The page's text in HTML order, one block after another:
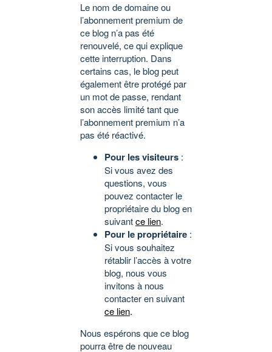
Le nom de domaine ou
l’abonnement premium de
ce blog n’a pas été
renouvelé, ce qui explique
cette interruption. Dans
certains cas, le blog peut
également être protégé par
un mot de passe, rendant
son accès limité tant que
l’abonnement premium n’a
pas été réactivé.
Pour les visiteurs :
Si vous avez des
questions, vous
pouvez contacter le
propriétaire du blog en
suivantce lien.
Pour le propriétaire :
Si vous souhaitez
rétablir l’accès à votre
blog, nous vous
invitons à nous
contacter en suivant
ce lien.
Nous espérons que ce blog
pourra être de nouveau